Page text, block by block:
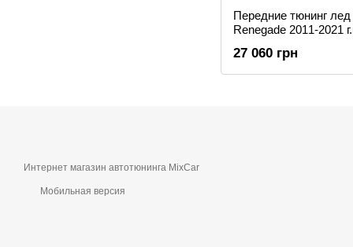
Передние тюнинг
Renegade 2011-2021
27 060 грн
Интернет магазин автотюнинга MixCar
Мобильная версия